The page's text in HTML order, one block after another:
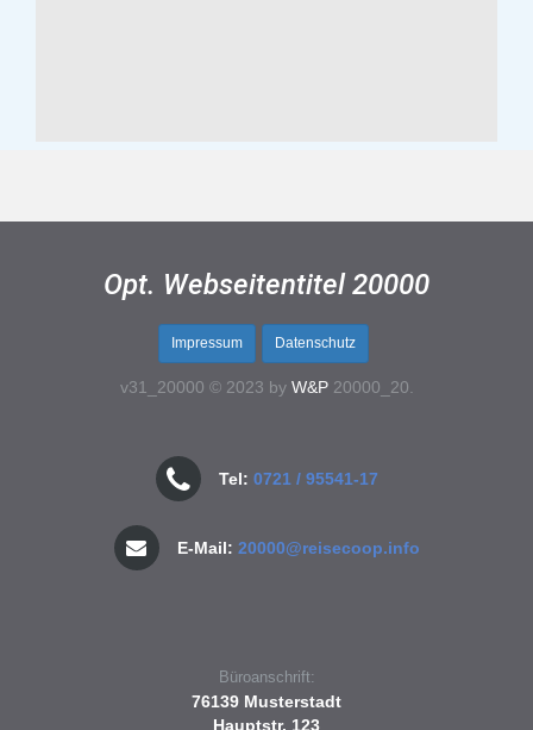
Opt. Webseitentitel 20000
Impressum Datenschutz
v31_20000 © 2023 by W&P20000_20.
Tel: 0721 / 95541-17
E-Mail: 20000@reisecoop.info
Büroanschrift:
76139 Musterstadt
Hauptstr. 123